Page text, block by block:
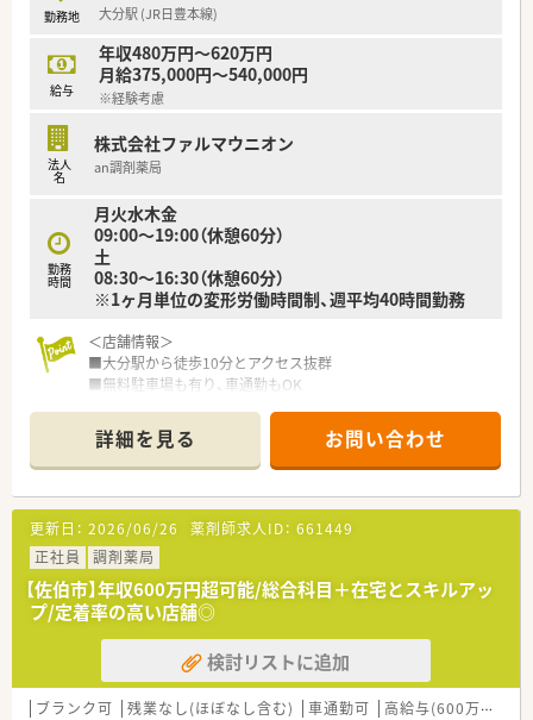
を図っています。
＜こんな方にオススメ＞
■管理薬剤師として店舗運営を行いたい方
■年収アップを目指す方
勤務地 大分駅 (JR日豊本線)
給与
年収480万円～620万円
月給375,000円～540,000円
※経験考慮
法人
名
株式会社ファルマウニオン
an調剤薬局
勤務
時間
月火水木金
09:00～19:00（休憩60分）
土
08:30～16:30（休憩60分）
※1ヶ月単位の変形労働時間制、週平均40時間勤務
＜店舗情報＞
■大分駅から徒歩10分とアクセス抜群
■無料駐車場も有り、車通勤もOK
は50%を切っております。
■画像監査システム等の設備が充実しております。
■錠剤監査システム・自動分割分包機も導入済み
＜教育制度＞
■月1回熊本の薬局と合同で勉強会を開催されております。
■学会参加については、参加費、宿泊費、日当の支給もあり社員
のスキルアップを支援する制度がございます。
＜こんな薬局です＞
■「患者様のために」を軸としてその方針が同じであれば、アプ
ローチ方法は各々に任せているため、新しいことにもチャレンジ
しやすい環境です。
■オンライン服薬指導にも対応できるようにCURONを導入して
詳細を見る お問い合わせ
更新日： 2026/06/26 薬剤師求人ID： 661449
正社員
調剤薬局
【佐伯市】年収600万円超可能/総合科目＋在宅とスキルアッ
プ/定着率の高い店舗◎
検討リストに追加
ブランク可 残業なし(ほぼなし含む) 車通勤可 高給与(600万円以上)